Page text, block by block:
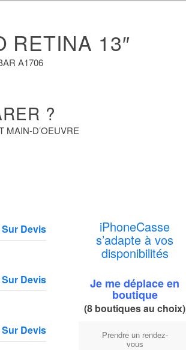
RETINA 13″
A1706
?
MAIN-D’OEUVRE
Sur Devis
Sur Devis
Sur Devis
iPhoneCasse
s’adapte à vos
disponibilités
Je me déplace en
boutique
(8 boutiques au choix)
Prendre un rendez-
vous